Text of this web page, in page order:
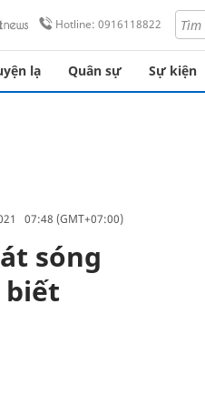
Hotline: 0916118822
lạ Quân sự Sự kiện
07:48 (GMT+07:00)
sóng
biết